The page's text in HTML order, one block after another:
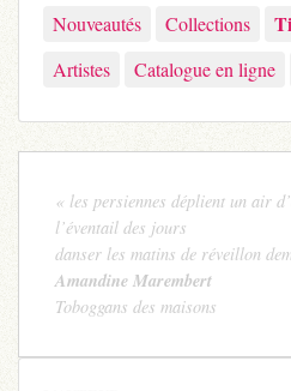
Nouveautés Collections
Artistes
Catalogue en ligne
« les persiennes déplient un air
l’éventail des jours
danser les matins de réveillon
Amandine Marembert
Toboggans des maisons